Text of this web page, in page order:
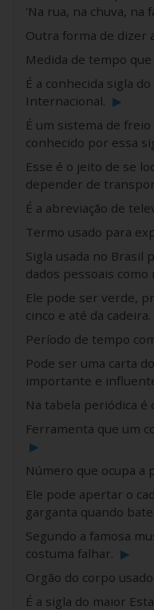
'Na rua, na chuva, na
Outra forma de dizer
Medida de tempo
É a conhecida sigla
Internacional. ▶
É um sistema de
conhecido por essa
Esse é o jeito de se
depender de
É a abreviação de
Termo usado para
Sigla usada no Brasil
dados pessoais como
Ele pode ser verde,
cinco e até da cadeira.
Período de tempo
Pode ser uma carta
importante e
Na tabela periódica é
Ferramenta que um
▶
Número que ocupa a
Ele pode apertar o
garganta quando
Segundo a famosa
costuma falhar. ▶
Orgão do corpo
É a sigla do maior